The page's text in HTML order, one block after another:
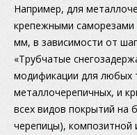
Например, для
крепежными саморезами
мм, в зависимости от
«Трубчатые
модификации для любых
металлочерепичных, и
всех видов покрытий на
черепицы), композитной